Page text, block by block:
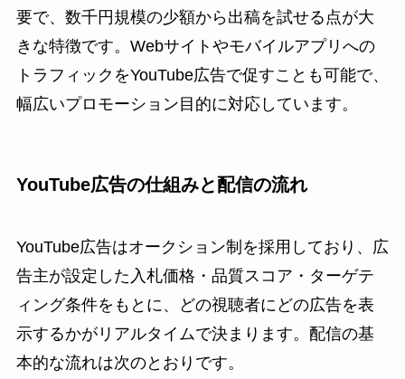
要で、数千円規模の少額から出稿を試せる点が大
きな特徴です。Webサイトやモバイルアプリへの
トラフィックをYouTube広告で促すことも可能で、
幅広いプロモーション目的に対応しています。
YouTube広告の仕組みと配信の流れ
YouTube広告はオークション制を採用しており、広
告主が設定した入札価格・品質スコア・ターゲテ
ィング条件をもとに、どの視聴者にどの広告を表
示するかがリアルタイムで決まります。配信の基
本的な流れは次のとおりです。